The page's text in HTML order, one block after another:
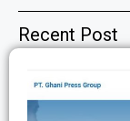
Recent Post